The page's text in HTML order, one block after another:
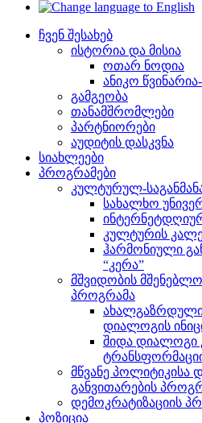
ჩვენ შესახებ
ისტორია და მისია
ოთარ ნოდია
ანიკო
გამგეობა
თანამშრომლები
პარტნიორები
აუდიტის დასკვნა
სიახლეები
პროგრამები
კულტურულ-
სახალხო
კულტურის
ჰარმონიული
“კერა”
მშვიდობის
პროგრამა
დიალოგის
შიდა დიალოგი
მწვანე პოლიტიკისა
განვითარების
დემოკრატიზაციის
პოზიცია